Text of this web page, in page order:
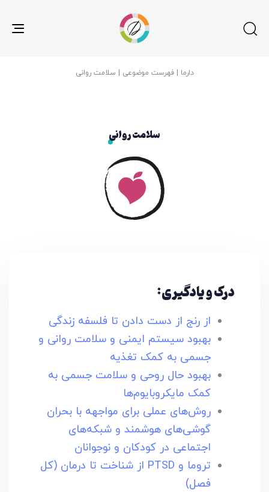
دارما |فهرست موضوعی سلامت روانی
سلامت روانی
درک و یادگیری:
از رنج از دست دادن تا فلسفه زندگی
بهبود سیستم ایمنی و سلامت روانی و‌
جسمی به کمک تغذیه
بهبود حال روحی و سلامت جسمی به
کمک مایکروبایوم‌ها
روش‌های عملی برای مواجهه با بحران
گوشی‌های هوشمند و شبکه‌های
اجتماعی در کودکان و نوجوانان
تروما و PTSD از شناخت تا درمان (کل
فصل)